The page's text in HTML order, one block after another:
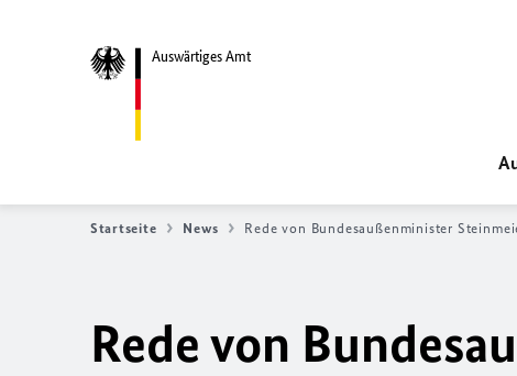
Auswärtiges Amt
Startseite News Rede von Bundesaußenminister
Rede von